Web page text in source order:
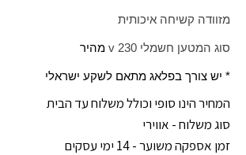
מזוודה קשיחה איכותית
סוג המטען חשמלי 230 v מהיר
* יש צורך בפלאג מתאם לשקע ישראלי
המחיר הינו סופי וכולל משלוח עד הבית
סוג משלוח - אווירי
זמן אספקה משוער - 14 ימי עסקים